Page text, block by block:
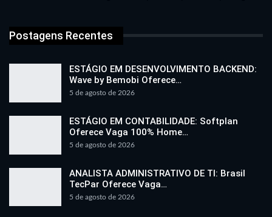
Postagens Recentes
ESTÁGIO EM DESENVOLVIMENTO BACKEND:
Wave by Bemobi Oferece…
5 de agosto de 2026
ESTÁGIO EM CONTABILIDADE: Softplan
Oferece Vaga 100% Home…
5 de agosto de 2026
ANALISTA ADMINISTRATIVO DE TI: Brasil
TecPar Oferece Vaga…
5 de agosto de 2026